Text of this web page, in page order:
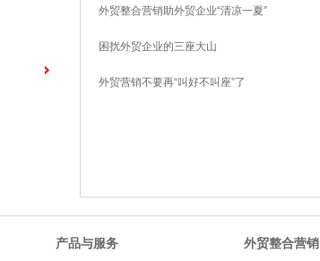
外贸整合营销助外贸企业“清凉一夏”
困扰外贸企业的三座大山
外贸营销不要再“叫好不叫座”了
产品与服务 外贸整合营销